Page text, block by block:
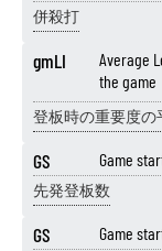
併殺打
gmLI
Average
the game
登板時の重要度の
GS Game
先発登板数
GS Game